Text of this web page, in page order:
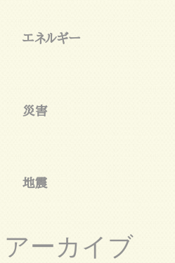
エネルギー
災害
地震
アーカイブ